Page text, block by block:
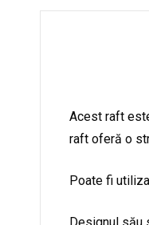
Acest raft
raft oferă o
Poate fi